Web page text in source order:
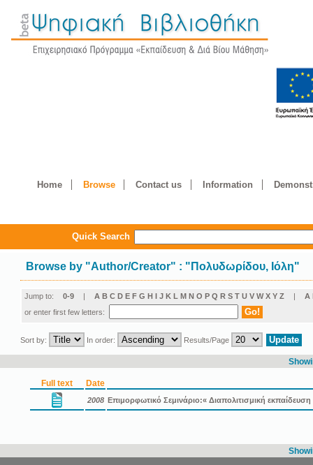
Home Browse Contact us Information
Quick Search
Browse by "Author/Creator" : "Πολυδωρίδου, Ιόλη"
Jump to: 0-9 | A B C D E F G H I J K L M N O P Q R S T U V W X Y Z | Α
or enter first few letters:
Sort by: In order: Results/Page
Full text Date
2008 Επιμορφωτικό Σεμινάριο:« Διαπολιτισμική